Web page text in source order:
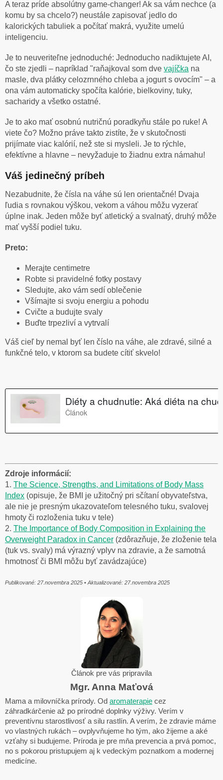
A teraz príde absolútny game-changer! Ak sa vám nechce (a
komu by sa chcelo?) neustále zapisovať jedlo do
kalorických tabuliek a počítať makrá, využite umelú
inteligenciu.
Je to neuveriteľne jednoduché: Jednoducho nadiktujete AI,
čo ste zjedli – napríklad "raňajkoval som dve vajíčka na
masle, dva plátky celozrnného chleba a jogurt s ovocím" – a
ona vám automaticky spočíta kalórie, bielkoviny, tuky,
sacharidy a všetko ostatné.
Je to ako mať osobnú nutričnú poradkyňu stále po ruke! A
viete čo? Možno práve takto zistíte, že v skutočnosti
prijímate viac kalórií, než ste si mysleli. Je to rýchle,
efektívne a hlavne – nevyžaduje to žiadnu extra námahu!
Váš jedinečný príbeh
Nezabudnite, že čísla na váhe sú len orientačné! Dvaja
ľudia s rovnakou výškou, vekom a váhou môžu vyzerať
úplne inak. Jeden môže byť atletický a svalnatý, druhý môže
mať vyšší podiel tuku.
Preto:
Merajte centimetre
Robte si pravidelné fotky postavy
Sledujte, ako vám sedí oblečenie
Všímajte si svoju energiu a pohodu
Cvičte a budujte svaly
Buďte trpezliví a vytrvalí
Váš cieľ by nemal byť len číslo na váhe, ale zdravé, silné a
funkčné telo, v ktorom sa budete cítiť skvelo!
Zdroje informácií:
1. The Science, Strengths, and Limitations of Body Mass
Index (opisuje, že BMI je užitočný pri sčítaní obyvateľstva,
ale nie je presným ukazovateľom telesného tuku, svalovej
hmoty či rozloženia tuku v tele)
2. The Importance of Body Composition in Explaining the
Overweight Paradox in Cancer (zdôrazňuje, že zloženie tela
(tuk vs. svaly) má výrazný vplyv na zdravie, a že samotná
hmotnosť či BMI môžu byť zavádzajúce)
Publikované: 27.novembra 2025 • Aktualizované: 27.novembra 2025
Článok pre vás pripravila
Mgr. Anna Maťová
Mama a milovníčka prírody. Od aromaterapie cez
záhradkárčenie až po prírodné doplnky výživy. Verím v
preventívnu starostlivosť a silu rastlín. A verím, že zdravie máme
vo vlastných rukách – ovplyvňujeme ho tým, ako žijeme a aké
vzťahy si budujeme. Príroda je pre mňa prevencia a prvá pomoc,
no s pokorou pristupujem aj k vedeckým poznatkom a modernej
medicíne.